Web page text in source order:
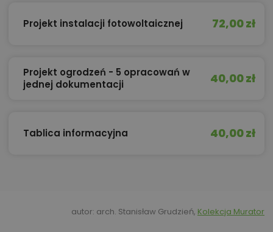
Projekt instalacji fotowoltaicznej 72,00 zł
Projekt ogrodzeń - 5 opracowań w
jednej dokumentacji
40,00 zł
Tablica informacyjna 40,00 zł
autor: arch. Stanisław Grudzień, Kolekcja Murator